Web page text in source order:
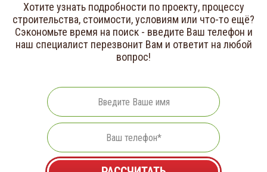
Хотите узнать подробности по проекту, процессу
строительства, стоимости, условиям или что-то ещё?
Сэкономьте время на поиск - введите Ваш телефон и
наш специалист перезвонит Вам и ответит на любой
вопрос!
имя